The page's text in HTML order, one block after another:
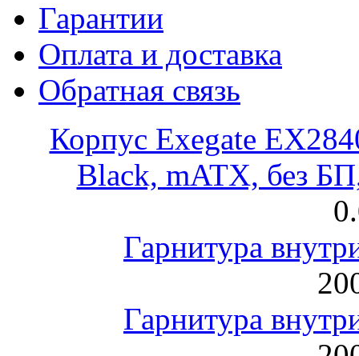
Гарантии
Оплата и доставка
Обратная связь
Корпус Exegate
Black, mATX, без
Гарнитура
Гарнитура